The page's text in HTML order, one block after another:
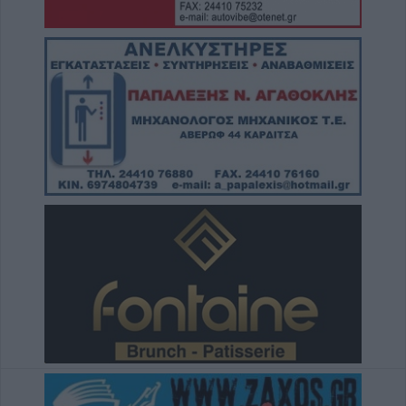
Το Σάββατο 8 Αυγούστου η κηδεία της
Αθανασίας Βρέκου
7 Αυγούστου 2026, 18:20
Συμμαχία Υπέρ των Πολιτών: Σκιές για το
κόστος, τους όρους, τον τρόπο και τον
φορέα δημοπράτησης των κολυμβητικών
δεξαμενών της Περιφερειακής Αρχής
Κουρέτα
Υπό έλεγχο η φωτιά σε δύσβατο σημείο στον
Όλυμπο – Παραμένουν οι δυνάμεις στο
σημείο
7 Αυγούστου 2026, 17:07
Ενισχύθηκαν οι πυροσβεστικές δυνάμεις
στην πυρκαγιά σε αγροτοδασική έκταση στο
Στεφάνι Κορίνθου